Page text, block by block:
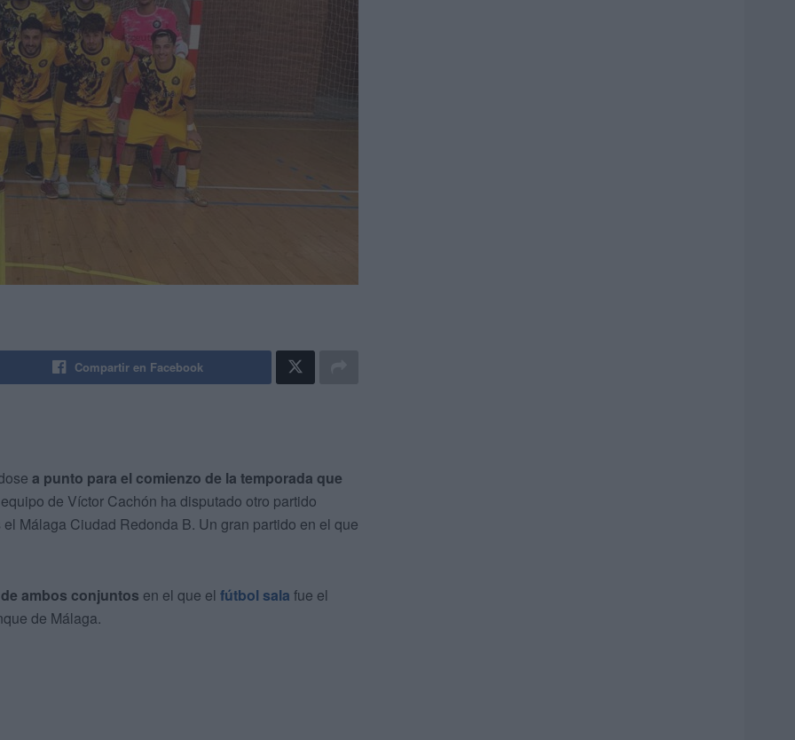
Compartir en Facebook
a punto para el comienzo de la temporada que
de Víctor Cachón ha disputado otro partido
Málaga Ciudad Redonda B. Un gran partido en el que
ambos conjuntos en el que el fútbol sala fue el
de Málaga.